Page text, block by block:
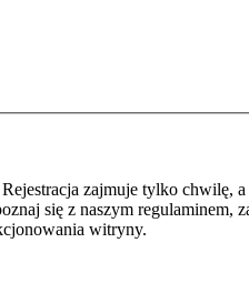
zajmuje tylko
się z naszym
witryny.